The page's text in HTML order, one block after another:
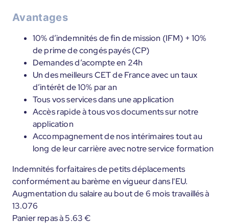
Avantages
10% d’indemnités de fin de mission (IFM) + 10%
de prime de congés payés (CP)
Demandes d’acompte en 24h
Un des meilleurs CET de France avec un taux
d’intérêt de 10% par an
Tous vos services dans une application
Accès rapide à tous vos documents sur notre
application
Accompagnement de nos intérimaires tout au
long de leur carrière avec notre service formation
Indemnités forfaitaires de petits déplacements
conformément au barème en vigueur dans l'EU.
Augmentation du salaire au bout de 6 mois travaillés à
13.076
Panier repas à 5.63 €